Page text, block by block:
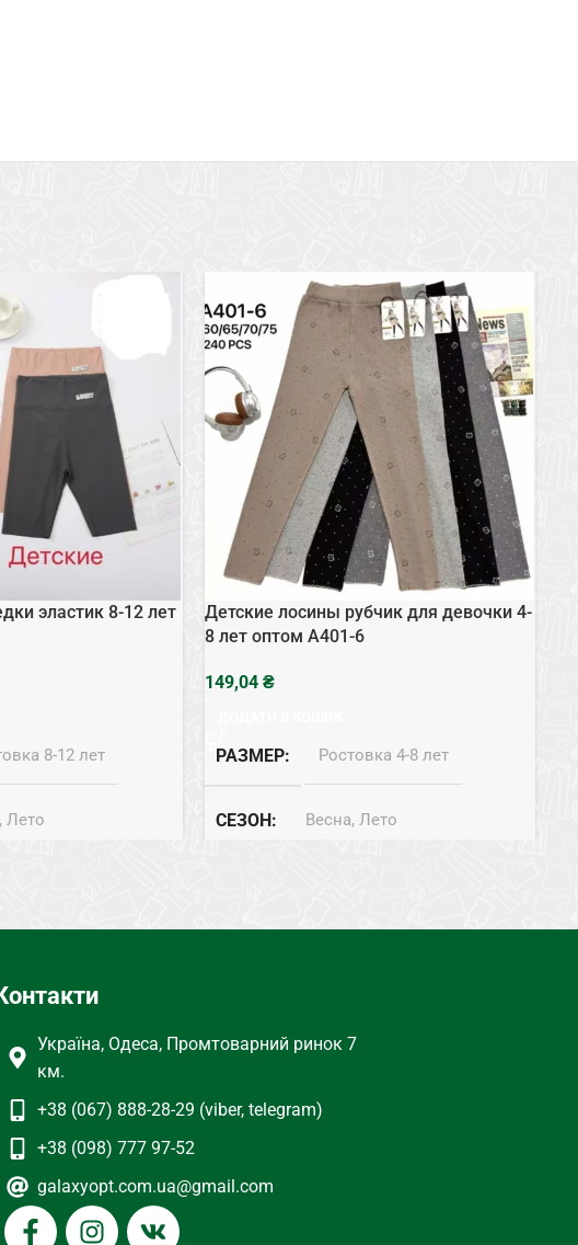
эластик 8-12 лет
8-12 лет
Лето
Детские лосины рубчик для девочки 4-
8 лет оптом A401-6
₴
РАЗМЕР Ростовка 4-8 лет
СЕЗОН Весна, Лето
Україна, Одеса, Промтоварний ринок 7
км.
+38 (067) 888-28-29 (viber, telegram)
+38 (098) 777 97-52
galaxyopt.com.ua@gmail.com